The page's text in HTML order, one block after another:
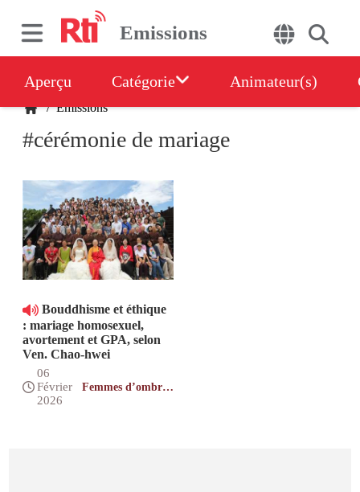
Emissions
Aperçu Catégorie Animateur(s)
/Emissions
#cérémonie de mariage
Bouddhisme et éthique
: mariage homosexuel,
avortement et GPA, selon
Ven. Chao-hwei
06
Février
2026
Femmes d’ombre,